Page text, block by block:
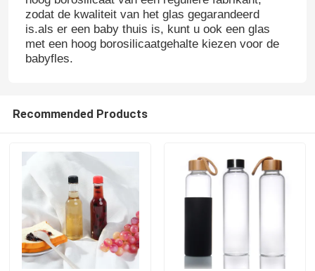
Producten
Over ons
zodat de kwaliteit van het glas gegarandeerd
is.als er een baby thuis is, kunt u ook een glas
met een hoog borosilicaatgehalte kiezen voor de
babyfles.
Recommended Products